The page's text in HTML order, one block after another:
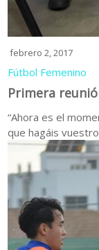
febrero 2, 2017
Fútbol Femenino
Primera
“Ahora es el
que hagáis